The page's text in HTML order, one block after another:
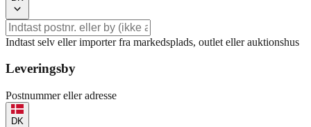
Indtast selv eller importer fra markedsplads, outlet eller auktionshus
Leveringsby
Postnummer eller adresse
DK